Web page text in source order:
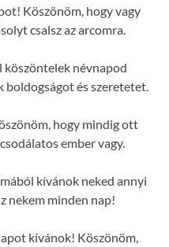
Köszönöm, hogy vagy
csalsz az arcomra.
köszöntelek névnapod
és szeretetet.
hogy mindig ott
ember vagy.
kívánok neked annyi
nekem minden nap!
kívánok! Köszönöm,